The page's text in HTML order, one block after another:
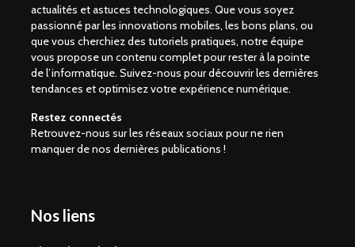
actualités et astuces technologiques. Que vous soyez
passionné par les innovations mobiles, les bons plans, ou
que vous cherchiez des tutoriels pratiques, notre équipe
vous propose un contenu complet pour rester à la pointe
de l’informatique. Suivez-nous pour découvrir les dernières
tendances et optimisez votre expérience numérique.
Restez connectés
Retrouvez-nous sur les réseaux sociaux pour ne rien
manquer de nos dernières publications !
Nos liens